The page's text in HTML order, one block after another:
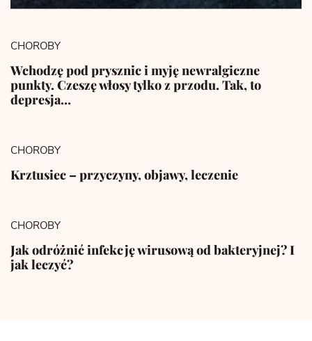
CHOROBY
Wchodzę pod prysznic i myję newralgiczne
punkty. Czeszę włosy tylko z przodu. Tak, to
depresja…
CHOROBY
Krztusiec – przyczyny, objawy, leczenie
CHOROBY
Jak odróżnić infekcję wirusową od bakteryjnej? I
jak leczyć?